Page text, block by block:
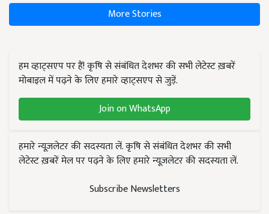
More Stories
हम व्हाट्सएप पर हैं! कृषि से संबंधित देशभर की सभी लेटेस्ट ख़बरें
मोबाइल में पढ़ने के लिए हमारे व्हाट्सएप से जुड़ें.
Join on WhatsApp
हमारे न्यूज़लेटर की सदस्यता लें. कृषि से संबंधित देशभर की सभी
लेटेस्ट ख़बरें मेल पर पढ़ने के लिए हमारे न्यूज़लेटर की सदस्यता लें.
Subscribe Newsletters